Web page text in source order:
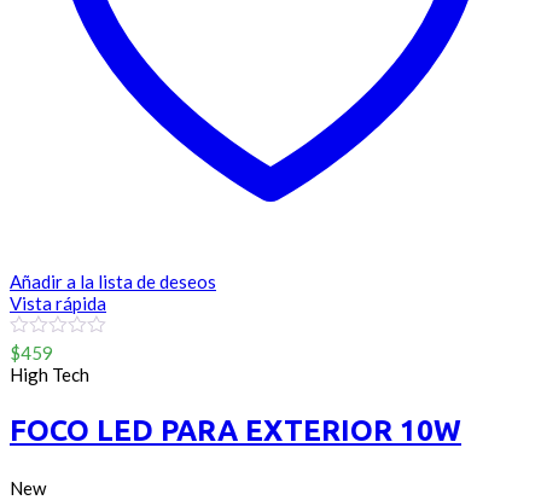
Añadir a la lista de deseos
Vista rápida
0
out
of
$459
High Tech
FOCO LED PARA EXTERIOR 10W
New